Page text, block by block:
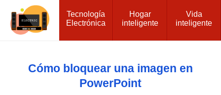
Tecnología
Electrónica
Hogar
inteligente
Vida
inteligente
Cómo bloquear una imagen en
PowerPoint